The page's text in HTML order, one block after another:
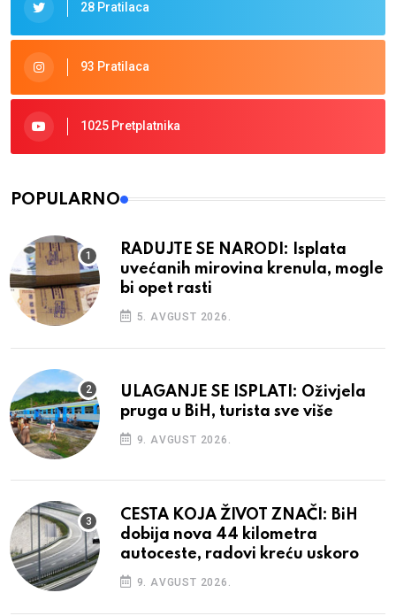
28 Pratilaca
93 Pratilaca
1025 Pretplatnika
POPULARNO
RADUJTE SE NARODI: Isplata
uvećanih mirovina krenula, mogle
bi opet rasti
5. AVGUST 2026.
ULAGANJE SE ISPLATI: Oživjela
pruga u BiH, turista sve više
9. AVGUST 2026.
CESTA KOJA ŽIVOT ZNAČI: BiH
dobija nova 44 kilometra
autoceste, radovi kreću uskoro
9. AVGUST 2026.